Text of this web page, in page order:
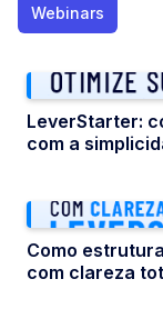
Webinars
LeverStarter:
com a
Como
com clareza